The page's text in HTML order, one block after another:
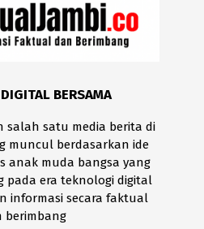
BERSAMA
salah satu media berita di
muncul berdasarkan ide
anak muda bangsa yang
pada era teknologi digital
informasi secara faktual
berimbang